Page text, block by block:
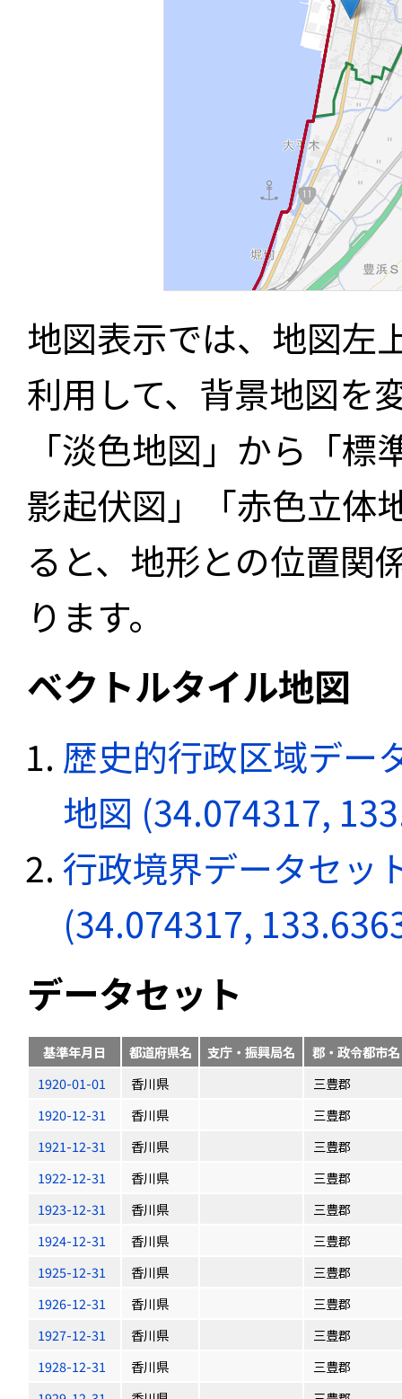
地図表示では、地図左
利用して、背景地図を
「淡色地図」から「
影起伏図」「赤色立体
ると、地形との位置関
ります。
ベクトルタイル地図
歴史的行政区域デー
地図 (34.074317,
行政境界データセッ
(34.074317,
データセット
基準年月日 都道府県名 支庁・振興局名
郡・政令都市名
1920-01-01
香川県
三豊郡
1920-12-31
香川県
三豊郡
1921-12-31
香川県
三豊郡
1922-12-31
香川県
三豊郡
1923-12-31
香川県
三豊郡
1924-12-31
香川県
三豊郡
1925-12-31
香川県
三豊郡
1926-12-31
香川県
三豊郡
1927-12-31
香川県
三豊郡
1928-12-31
香川県
三豊郡